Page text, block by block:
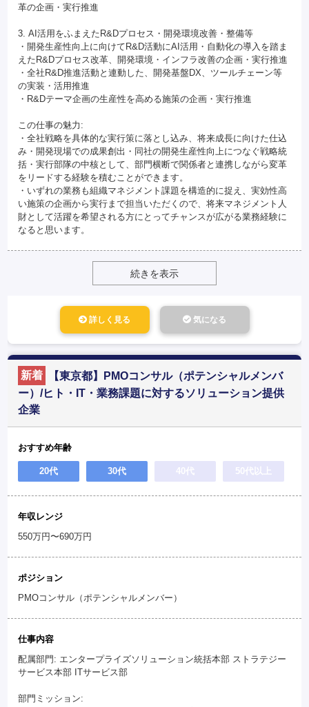
革の企画・実行推進
3. AI活用をふまえたR&Dプロセス・開発環境改善・整備等
・開発生産性向上に向けてR&D活動にAI活用・自動化の導入を踏ま
えたR&Dプロセス改革、開発環境・インフラ改善の企画・実行推進
・全社R&D推進活動と連動した、開発基盤DX、ツールチェーン等
の実装・活用推進
・R&Dテーマ企画の生産性を高める施策の企画・実行推進
この仕事の魅力:
・全社戦略を具体的な実行策に落とし込み、将来成長に向けた仕込
み・開発現場での成果創出・同社の開発生産性向上につなぐ戦略統
括・実行部隊の中核として、部門横断で関係者と連携しながら変革
をリードする経験を積むことができます。
・いずれの業務も組織マネジメント課題を構造的に捉え、実効性高
い施策の企画から実行まで担当いただくので、将来マネジメント人
財として活躍を希望される方にとってチャンスが広がる業務経験に
なると思います。
続きを表示
詳しく見る 気になる
新着
【東京都】PMOコンサル（ポテンシャルメンバ
ー）/ヒト・IT・業務課題に対するソリューション提供
企業
おすすめ年齢
20代 30代 40代 50代以上
年収レンジ
550万円〜690万円
ポジション
PMOコンサル（ポテンシャルメンバー）
仕事内容
配属部門: エンタープライズソリューション統括本部 ストラテジー
サービス本部 ITサービス部
部門ミッション: